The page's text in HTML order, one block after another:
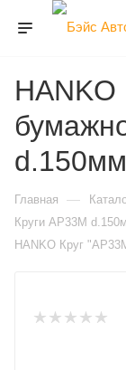
HANKO
Главная —
Круги AP33M
HANKO Круг